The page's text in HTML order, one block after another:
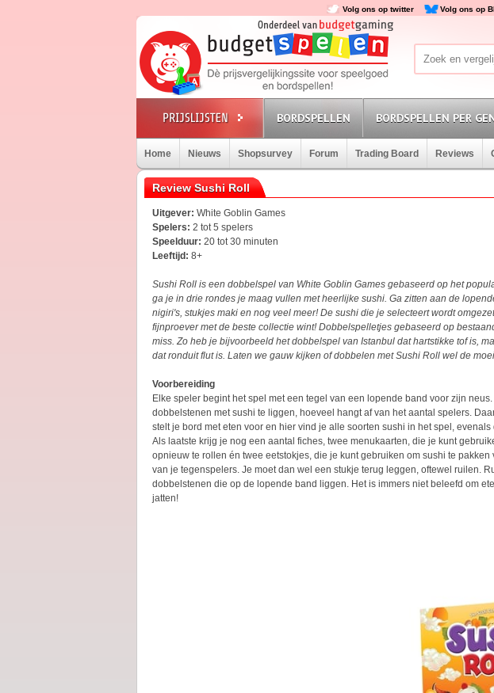
Volg ons op twitter Volg ons op
BORDSPELLEN BORDSPELLEN PER
Home Nieuws Shopsurvey Forum Trading Board Reviews
Review Sushi Roll
Uitgever: White Goblin Games
Spelers: 2 tot 5 spelers
Speelduur: 20 tot 30 minuten
Leeftijd: 8+
Sushi Roll is een dobbelspel van White Goblin Games gebaseerd op het
ga je in drie rondes je maag vullen met heerlijke sushi. Ga zitten aan de
nigiri's, stukjes maki en nog veel meer! De sushi die je selecteert wordt
fijnproever met de beste collectie wint! Dobbelspelletjes gebaseerd op
miss. Zo heb je bijvoorbeeld het dobbelspel van Istanbul dat hartstikke tof is,
dat ronduit flut is. Laten we gauw kijken of dobbelen met Sushi Roll wel de
Voorbereiding
Elke speler begint het spel met een tegel van een lopende band voor zijn
dobbelstenen met sushi te liggen, hoeveel hangt af van het aantal spelers.
stelt je bord met eten voor en hier vind je alle soorten sushi in het spel,
Als laatste krijg je nog een aantal fiches, twee menukaarten, die je kunt
opnieuw te rollen én twee eetstokjes, die je kunt gebruiken om sushi te
van je tegenspelers. Je moet dan wel een stukje terug leggen, oftewel ruilen.
dobbelstenen die op de lopende band liggen. Het is immers niet beleefd om
jatten!